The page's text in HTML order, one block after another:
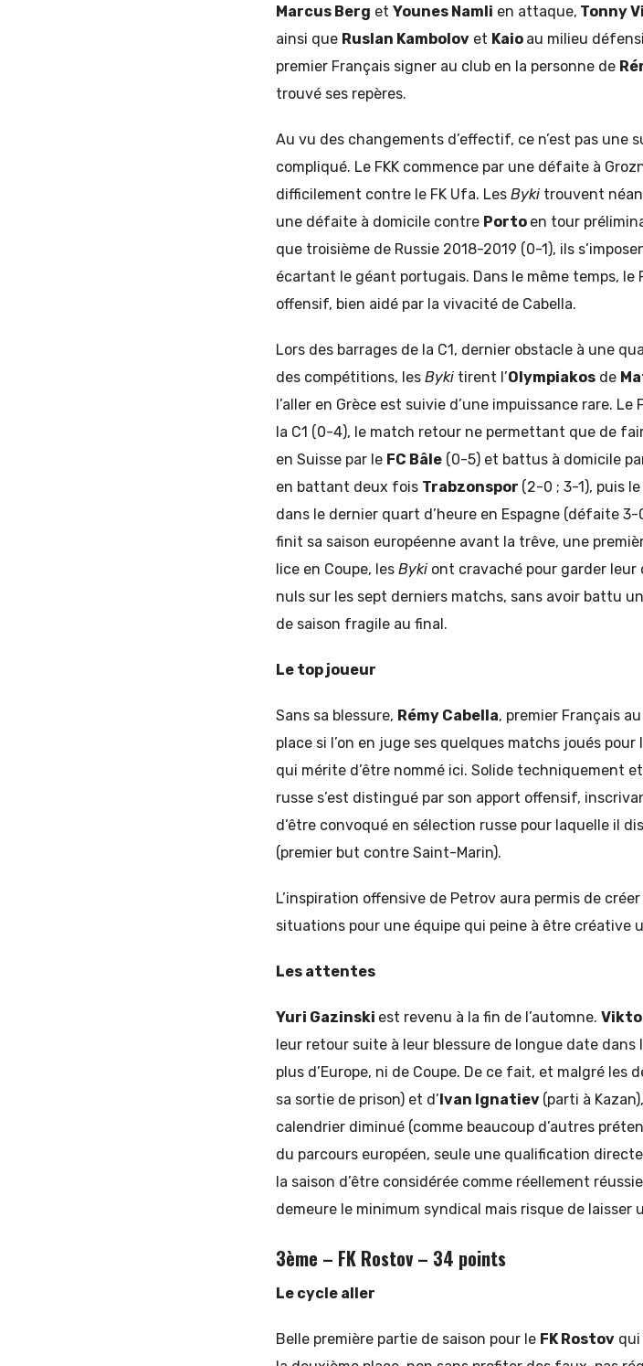
Marcus Berg et Younes Namli en attaque, Tonny
ainsi que Ruslan Kambolov et Kaio au milieu
premier Français signer au club en la personne de
trouvé ses repères.
Au vu des changements d’effectif, ce n’est pas une
compliqué. Le FKK commence par une défaite à
difficilement contre le FK Ufa. Les Byki trouvent
une défaite à domicile contre Porto en tour
que troisième de Russie 2018-2019 (0-1), ils
écartant le géant portugais. Dans le même temps, le
offensif, bien aidé par la vivacité de Cabella.
Lors des barrages de la C1, dernier obstacle à une
des compétitions, les Byki tirent l’Olympiakos de
l’aller en Grèce est suivie d’une impuissance rare.
la C1 (0-4), le match retour ne permettant que de
en Suisse par le FC Bâle (0-5) et battus à domicile
en battant deux fois Trabzonspor (2-0 ; 3-1), puis
dans le dernier quart d’heure en Espagne (défaite
finit sa saison européenne avant la trêve, une
lice en Coupe, les Byki ont cravaché pour garder leur
nuls sur les sept derniers matchs, sans avoir battu
de saison fragile au final.
Le top joueur
Sans sa blessure, Rémy Cabella, premier Français
place si l’on en juge ses quelques matchs joués pour
qui mérite d’être nommé ici. Solide techniquement
russe s’est distingué par son apport offensif,
d’être convoqué en sélection russe pour laquelle il
(premier but contre Saint-Marin).
L’inspiration offensive de Petrov aura permis de
situations pour une équipe qui peine à être créative
Les attentes
Yuri Gazinski est revenu à la fin de l’automne.
leur retour suite à leur blessure de longue date dans
plus d’Europe, ni de Coupe. De ce fait, et malgré les
sa sortie de prison) et d’Ivan Ignatiev (parti à
calendrier diminué (comme beaucoup d’autres
du parcours européen, seule une qualification
la saison d’être considérée comme réellement
demeure le minimum syndical mais risque de laisser
3ème – FK Rostov – 34 points
Le cycle aller
Belle première partie de saison pour le FK Rostov